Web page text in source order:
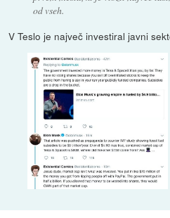
od vseh.
V Teslo je največ investiral javni